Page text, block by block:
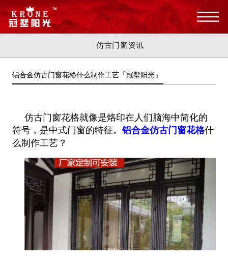
仿古门窗资讯
铝合金仿古门窗花格什么制作工艺「冠墅阳光」
仿古门窗花格就像是烙印在人们脑海中简化的
符号，是中式门窗的特征。铝合金仿古门窗花格什
么制作工艺？